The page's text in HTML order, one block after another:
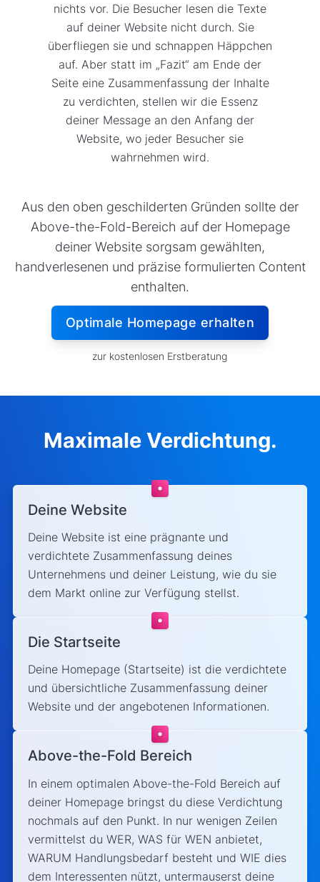
nichts vor. Die Besucher lesen die Texte
auf deiner Website nicht durch. Sie
überfliegen sie und schnappen Häppchen
auf. Aber statt im „Fazit“ am Ende der
Seite eine Zusammenfassung der Inhalte
zu verdichten, stellen wir die Essenz
deiner Message an den Anfang der
Website, wo jeder Besucher sie
wahrnehmen wird.
Aus den oben geschilderten Gründen sollte der
Above-the-Fold-Bereich auf der Homepage
deiner Website sorgsam gewählten,
handverlesenen und präzise formulierten Content
enthalten.
Optimale Homepage erhalten
zur kostenlosen Erstberatung
Maximale Verdichtung.
Deine Website
Deine Website ist eine prägnante und
verdichtete Zusammenfassung deines
Unternehmens und deiner Leistung, wie du sie
dem Markt online zur Verfügung stellst.
Die Startseite
Deine Homepage (Startseite) ist die verdichtete
und übersichtliche Zusammenfassung deiner
Website und der angebotenen Informationen.
Above-the-Fold Bereich
In einem optimalen Above-the-Fold Bereich auf
deiner Homepage bringst du diese Verdichtung
nochmals auf den Punkt. In nur wenigen Zeilen
vermittelst du WER, WAS für WEN anbietet,
WARUM Handlungsbedarf besteht und WIE dies
dem Interessenten nützt, untermauserst deine